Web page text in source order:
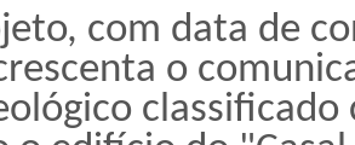
com data de
o